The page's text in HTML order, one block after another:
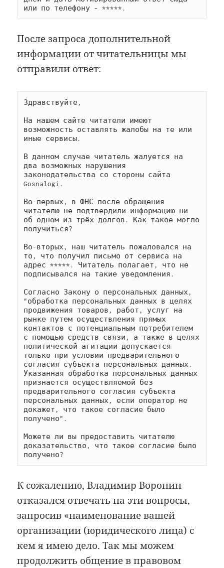
или по телефону - *****.
После запроса дополнительной
информации от читательницы мы
отправили ответ:
Здравствуйте,
На нашем сайте читатели имеют
возможность оставлять жалобы на те или
иные сервисы.
В данном случае читатель жалуется на
два возможных нарушения
законодательства со стороны сайта
Gosnalogi.
Во-первых, в ФНС после обращения
читателю не подтвердили информацию ни
об одном из трёх долгов. Как такое могло
получиться?
Во-вторых, наш читатель пожаловался на
то, что получил письмо от сервиса на
адрес *****. Читатель полагает, что не
подписывался на такие уведомления.
Согласно Закону о персональных данных,
"обработка персональных данных в целях
продвижения товаров, работ, услуг на
рынке путем осуществления прямых
контактов с потенциальным потребителем
с помощью средств связи, а также в целях
политической агитации допускается
только при условии предварительного
согласия субъекта персональных данных.
Указанная обработка персональных данных
признается осуществляемой без
предварительного согласия субъекта
персональных данных, если оператор не
докажет, что такое согласие было
получено".
Можете ли вы предоставить читателю
доказательство, что такое согласие было
получено?
К сожалению, Владимир Воронин
отказался отвечать на эти вопросы,
запросив «наименование вашей
организации (юридического лица) с
кем я имею дело. Так мы можем
продолжить общение в правовом